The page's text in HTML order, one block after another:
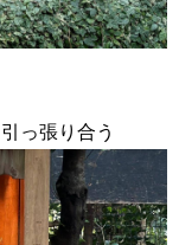
っ張り合う